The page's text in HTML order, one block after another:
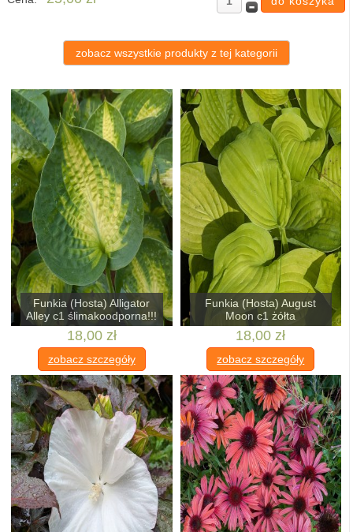
zobacz wszystkie produkty z tej kategorii
Funkia (Hosta) Alligator
Alley c1 ślimakoodporna!!!
18,00 zł
zobacz szczegóły
Funkia (Hosta) August
Moon c1 żółta
18,00 zł
zobacz szczegóły